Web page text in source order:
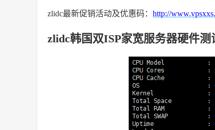
zlidc最新促销活动及优惠码： http://
zlidc韩国双ISP家宽服务器硬件测